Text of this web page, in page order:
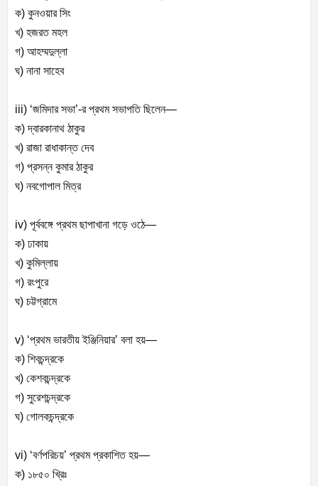
ক) কুনওয়ার সিং
খ) হজরত মহল
গ) আহম্মদুল্লা
ঘ) নানা সাহেব
iii) ‘জমিদার সভা’-র প্রথম সভাপতি ছিলেন—
ক) দ্বারকানাথ ঠাকুর
খ) রাজা রাধাকান্ত দেব
গ) প্রসন্ন কুমার ঠাকুর
ঘ) নবগোপাল মিত্র
iv) পূর্ববঙ্গে প্রথম ছাপাখানা গড়ে ওঠে—
ক) ঢাকায়
খ) কুমিল্লায়
গ) রংপুরে
ঘ) চট্টগ্রামে
v) ‘প্রথম ভারতীয় ইঞ্জিনিয়ার’ বলা হয়—
ক) শিবচন্দ্রকে
খ) কেশবচন্দ্রকে
গ) সুরেশচন্দ্রকে
ঘ) গোলকচন্দ্রকে
vi) ‘বর্ণপরিচয়’ প্রথম প্রকাশিত হয়—
ক) ১৮৫০ খ্রিঃ